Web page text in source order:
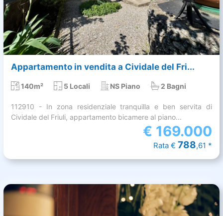
Appartamento in vendita a Cividale del Fri...
140m² 5 Locali NS Piano 2 Bagni
112910 - In zona residenziale tranquilla e ben servita di
Cividale del Friuli, appartamento bicamere al piano...
€ 169.000
Rata € 788,61 *